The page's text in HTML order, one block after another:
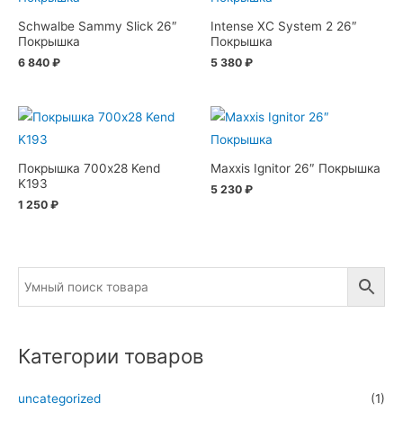
Schwalbe Sammy Slick 26″
Покрышка
6 840 ₽
Intense XC System 2 26″
Покрышка
5 380 ₽
Покрышка 700х28 Kend
K193
1 250 ₽
Maxxis Ignitor 26″ Покрышка
5 230 ₽
Категории товаров
uncategorized (1)